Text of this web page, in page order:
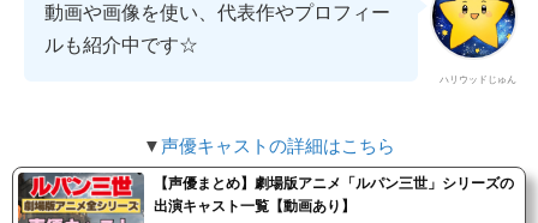
ハリウッドじゅん
動画や画像を使い、代表作やプロフィー
ルも紹介中です☆
▼声優キャストの詳細はこちら
【声優まとめ】劇場版アニメ「ルパン三世」シリーズの
出演キャスト一覧【動画あり】